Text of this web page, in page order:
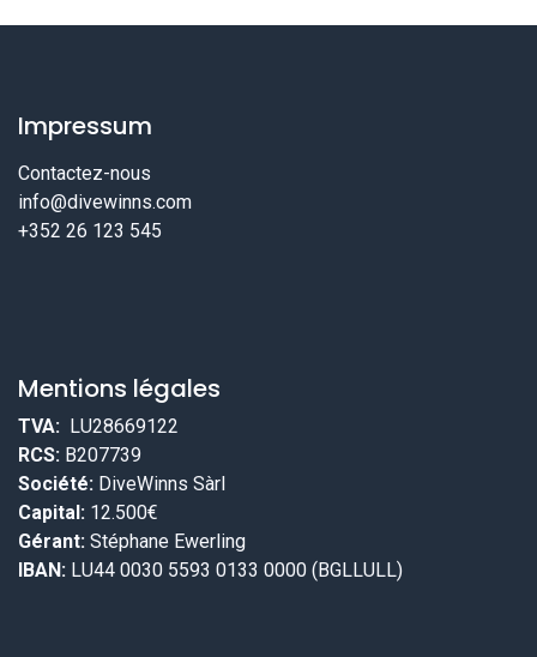
Impressum
Contactez-nous
info@divewinns.com
+352 26 123 545
Mentions légales
TVA: LU28669122
RCS: B207739
Société: DiveWinns Sàrl
Capital: 12.500€
Gérant: Stéphane Ewerling
IBAN: LU44 0030 5593 0133 0000 (BGLLULL)